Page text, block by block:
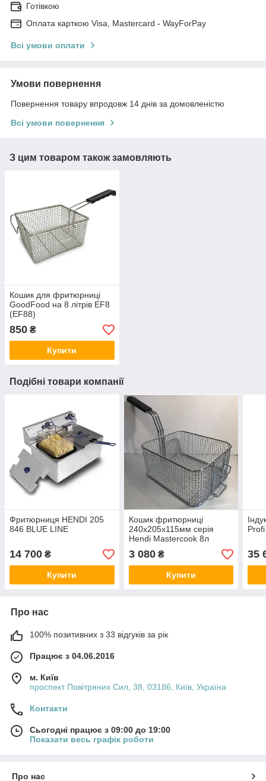
Готівкою
Оплата карткою Visa, Mastercard - WayForPay
Всі умови оплати
Умови повернення
Повернення товару впродовж 14 днів за домовленістю
Всі умови повернення
З цим товаром також замовляють
Кошик для фритюрниці
GoodFood на 8 літрів EF8
(EF88)
850 ₴
Купити
Подібні товари компанії
Фритюрниця HENDI 205
846 BLUE LINE
14 700 ₴
Купити
Кошик фритюрниці
240х205х115мм серія
Hendi Mastercook 8л
3 080₴
Купити
35
Про нас
100% позитивних з 33 відгуків за рік
Працює з 04.06.2016
м. Київ
проспект Повітряних Сил, 38, 03186, Київ, Україна
Контакти
Сьогодні працює з 09:00 до 19:00
Показати весь графік роботи
Про нас